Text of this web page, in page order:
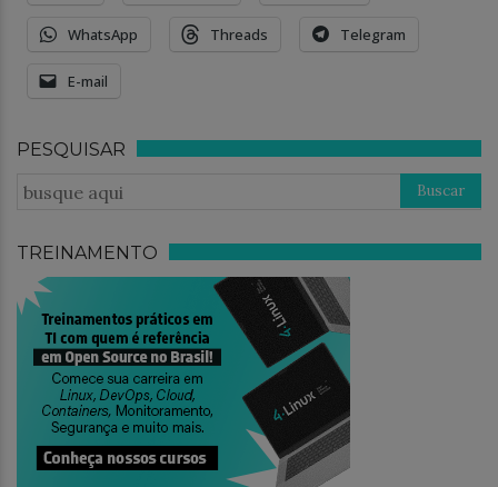
WhatsApp Threads Telegram
E-mail
PESQUISAR
TREINAMENTO